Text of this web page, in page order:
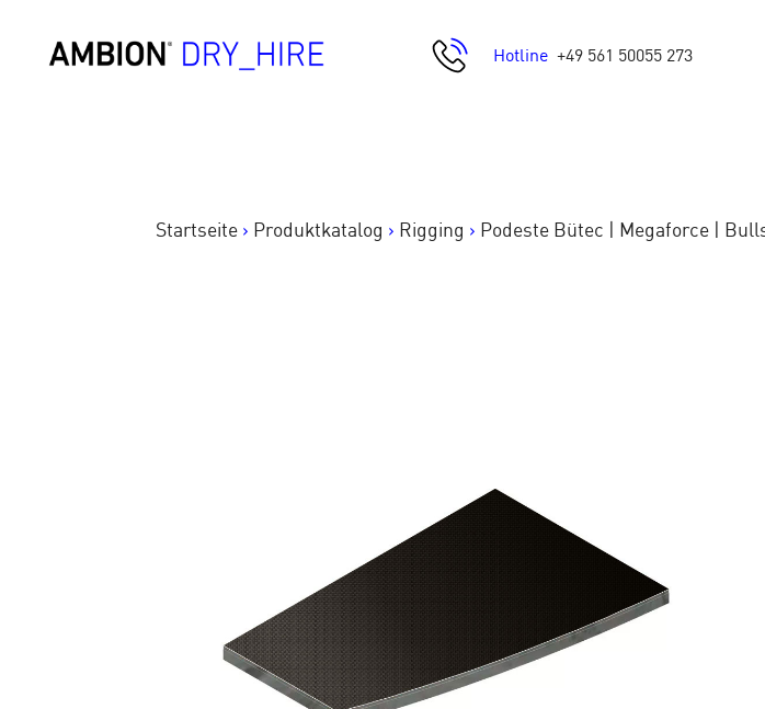
Hotline+49 561 50055 273
Startseite > Produktkatalog > Rigging > Podeste Bütec | Megaforce |